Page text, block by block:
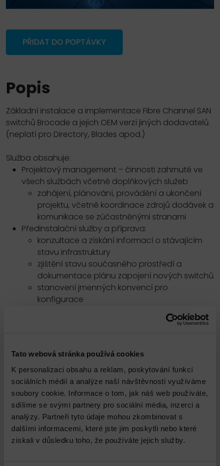
Tato webová stránka používá cookies
K personalizaci obsahu a reklam, poskytování funkcí
sociálních médií a analýze naší návštěvnosti využíváme
soubory cookie. Informace o tom, jak náš web používáte,
sdílíme se svými partnery pro sociální média, inzerci a
analýzy. Partneři tyto údaje mohou zkombinovat s
dalšími informacemi, které jste jim poskytli nebo které
získali v důsledku toho, že používáte jejich služby.
PŘIDAT DO POPTÁVKY
Popis
Základní instalace a implementace Fibre Channel SAN
switchů Brocade a jejich OEM verzí jiných dodavatelů.
(neplatí pro Directory, Blades apod.)
Služba obsahuje:
Projektový management – činnosti zahrnuté ve
všech službách včetně doplňkových služeb
zahájení, plánování, provádění a ukončení
projektu, včetně koordinace zdrojů dodávek a
komunikace se zúčastněnými stranami
Předinstalační služby a příprava:
konzultace a získání informací o stávajícím
stavu infrastruktury
zjištění stavu současného prostředí a
dokumentace plánu zapojení nových switchů
stanovení jmenných konvencí pro
konfigurace
ověření stavu stávající FC SAN infrastruktury
Instalace a základní konfigurace Fibre Channel
Zapojení podle připravené dokumentace
Provedení zónování zapojených zařízení
Nastavení monitoringu dodaných switchů
Ke stažení